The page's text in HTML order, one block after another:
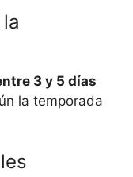
3 y 5 días
la temporada